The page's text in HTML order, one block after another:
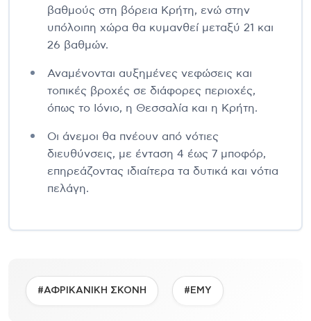
βαθμούς στη βόρεια Κρήτη, ενώ στην
υπόλοιπη χώρα θα κυμανθεί μεταξύ 21 και
26 βαθμών.
Αναμένονται αυξημένες νεφώσεις και
τοπικές βροχές σε διάφορες περιοχές,
όπως το Ιόνιο, η Θεσσαλία και η Κρήτη.
Οι άνεμοι θα πνέουν από νότιες
διευθύνσεις, με ένταση 4 έως 7 μποφόρ,
επηρεάζοντας ιδιαίτερα τα δυτικά και νότια
πελάγη.
#ΑΦΡΙΚΑΝΙΚΗ ΣΚΟΝΗ #ΕΜΥ